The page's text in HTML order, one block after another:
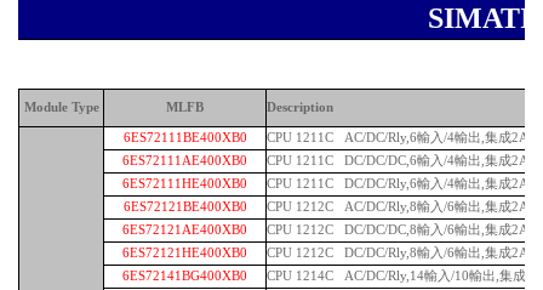
Module Type MLFB Description
6ES72111BE400XB0
CPU 1211C AC/DC/Rly,6輸入/4輸出,集成2AI
6ES72111AE400XB0
CPU 1211C DC/DC/DC,6輸入/4輸出,集成2AI
6ES72111HE400XB0
CPU 1211C DC/DC/Rly,6輸入/4輸出,集成2AI
6ES72121BE400XB0
CPU 1212C AC/DC/Rly,8輸入/6輸出,集成2AI
6ES72121AE400XB0
CPU 1212C DC/DC/DC,8輸入/6輸出,集成2AI
6ES72121HE400XB0
CPU 1212C DC/DC/Rly,8輸入/6輸出,集成2AI
6ES72141BG400XB0
CPU 1214C AC/DC/Rly,14輸入/10輸出,集成